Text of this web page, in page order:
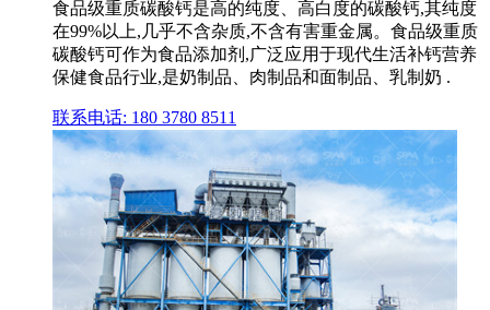
食品级重质碳酸钙是高的纯度、高白度的碳酸钙,其纯度
在99%以上,几乎不含杂质,不含有害重金属。食品级重质
碳酸钙可作为食品添加剂,广泛应用于现代生活补钙营养
保健食品行业,是奶制品、肉制品和面制品、乳制奶 .
联系电话: 180 3780 8511